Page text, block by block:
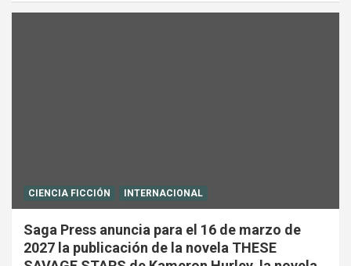
CIENCIA FICCIÓN INTERNACIONAL
Saga Press anuncia para el 16 de marzo de
2027 la publicación de la novela THESE